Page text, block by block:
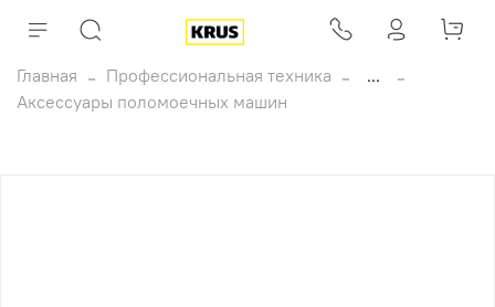
Главная Профессиональная техника
...
Аксессуары поломоечных машин